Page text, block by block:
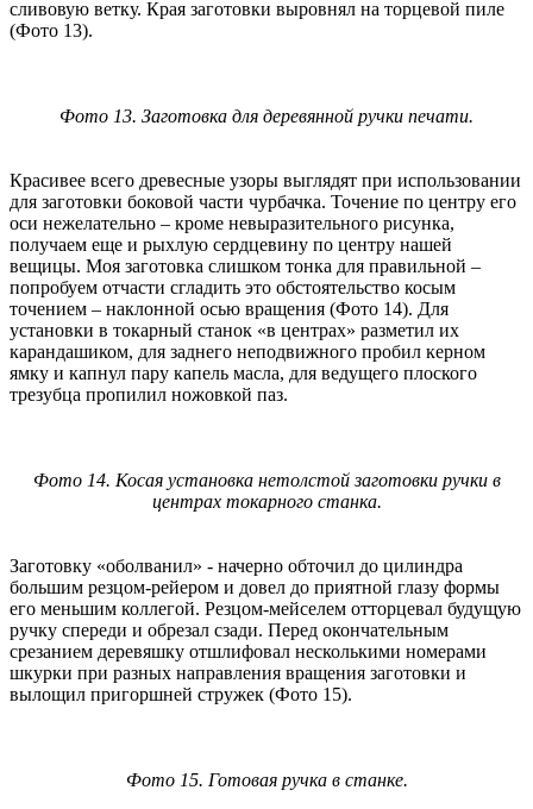
сливовую ветку. Края заготовки выровнял на торцевой пиле
(Фото 13).
Фото 13. Заготовка для деревянной ручки печати.
Красивее всего древесные узоры выглядят при использовании
для заготовки боковой части чурбачка. Точение по центру его
оси нежелательно – кроме невыразительного рисунка,
получаем еще и рыхлую сердцевину по центру нашей
вещицы. Моя заготовка слишком тонка для правильной –
попробуем отчасти сгладить это обстоятельство косым
точением – наклонной осью вращения (Фото 14). Для
установки в токарный станок «в центрах» разметил их
карандашиком, для заднего неподвижного пробил керном
ямку и капнул пару капель масла, для ведущего плоского
трезубца пропилил ножовкой паз.
Фото 14. Косая установка нетолстой заготовки ручки в
центрах токарного станка.
Заготовку «оболванил» - начерно обточил до цилиндра
большим резцом-рейером и довел до приятной глазу формы
его меньшим коллегой. Резцом-мейселем отторцевал будущую
ручку спереди и обрезал сзади. Перед окончательным
срезанием деревяшку отшлифовал несколькими номерами
шкурки при разных направления вращения заготовки и
вылощил пригоршней стружек (Фото 15).
Фото 15. Готовая ручка в станке.